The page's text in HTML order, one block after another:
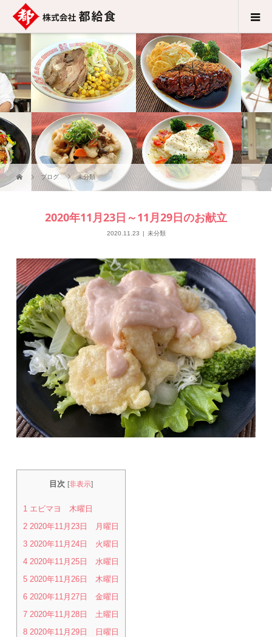
ブログ 未分類
2020年11月23日～11月29日のお献立
2020.11.23 未分類
目次 [非表示]
1 エビマヨ 木曜日
2 2020年11月23日 月曜日
3 2020年11月24日 火曜日
4 2020年11月25日 水曜日
5 2020年11月26日 木曜日
6 2020年11月27日 金曜日
7 2020年11月28日 土曜日
8 2020年11月29日 日曜日